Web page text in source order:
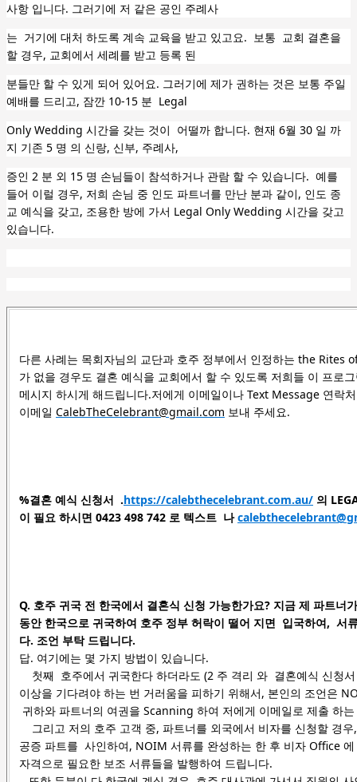
사항 입니다. 그러기에 저 같은 공인 주례사
는 거기에 대처 하도록 계속 교육을 받고 있고요. 보통 교회 결혼을
할 경우, 교회에서 세례를 받고 등록 된
분들만 할 수 있게 되어 있어요. 그러기에 제가 권하는 것은 보통 주일
예배를 드리고, 잠깐 10-15 분 Legal
Only Wedding 시간을 갖는 것이 어떨까 합니다. 현재 6월 30 일 까
지 기존 5 명 의 신랑, 신부, 주례사,
증인 2 분 외 15 명 손님들이 참석하거나 관람 할 수 있습니다. 예를
들어 이럴 경우, 저희 손님 중 인도 파트너를 만난 분과 같이, 인도 종
교 예식을 갖고, 조용한 방에 가서 Legal Only Wedding 시간을 갖고
있습니다.
다른 사례는 목회자님의 교단과 호주 정부에서 인정하는 the
가 없을 경우도 결혼 예식을 교회에서 할 수 있도록 저희들 이 프로
메시지 하시게 해드립니다.저에게 이메일이나 Text Message 연락
이메일 CalebTheCelebrant@gmail.com 보내 주세요.
%결혼 예식 신청서 .https://calebthecelebrant.com.au/ 의
이 필요 하시면 0423 498 742 로 텍스트 나
Q. 호주 귀국 전 한국에서 결혼식 신청 가능한가요? 지금 제 파트너
동안 한국으로 귀국하여 호주 정부 허락이 떨어 지면 입국하여, 서
다. 조언 부탁 드립니다.
답. 여기에는 몇 가지 방법이 있습니다.
첫째 호주에서 귀국한다 하더라도 (2 주 격리 와 결혼예식 신청
이상을 기다려야 하는 번 거러움을 피하기 위해서, 본인의 조언은
귀하와 파트너의 여권을 Scanning 하여 저에게 이메일로 제출 하
그리고 저의 호주 고객 중, 파트너를 외국에서 비자를 신청할 경
공증 파트를 사인하여, NOIM 서류를 완성하는 한 후 비자 Office
자격으로 필요한 보조 서류들을 발행하여 드립니다.